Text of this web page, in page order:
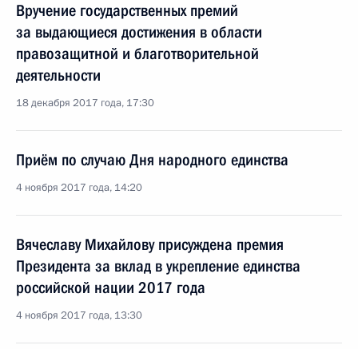
Вручение государственных премий
за выдающиеся достижения в области
правозащитной и благотворительной
деятельности
18 декабря 2017 года, 17:30
Приём по случаю Дня народного единства
4 ноября 2017 года, 14:20
Вячеславу Михайлову присуждена премия
Президента за вклад в укрепление единства
российской нации 2017 года
4 ноября 2017 года, 13:30